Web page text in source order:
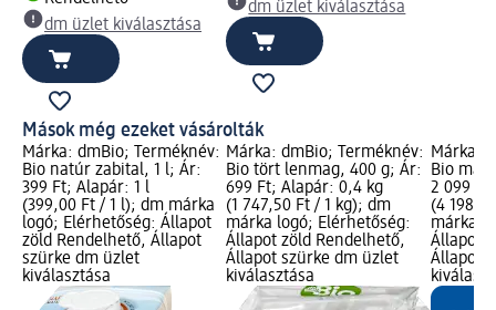
dm üzlet kiválasztása
dm üzlet kiválasztása
Mások még ezeket vásárolták
Márka: dmBio; Terméknév:
Bio natúr zabital, 1 l; Ár:
399 Ft; Alapár: 1 l
(399,00 Ft / 1 l); dm márka
logó; Elérhetőség: Állapot
zöld Rendelhető, Állapot
szürke dm üzlet
kiválasztása
Márka: dmBio; Terméknév:
Bio tört lenmag, 400 g; Ár:
699 Ft; Alapár: 0,4 kg
(1 747,50 Ft / 1 kg); dm
márka logó; Elérhetőség:
Állapot zöld Rendelhető,
Állapot szürke dm üzlet
kiválasztása
Márka:
Bio
2 099
(4
márka
Állapot
Állapot